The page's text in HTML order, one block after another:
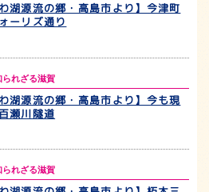
わ湖源流の郷・高島市より】今津町
ーリズ通り
られざる滋賀
わ湖源流の郷・高島市より】今も現
瀬川隧道
られざる滋賀